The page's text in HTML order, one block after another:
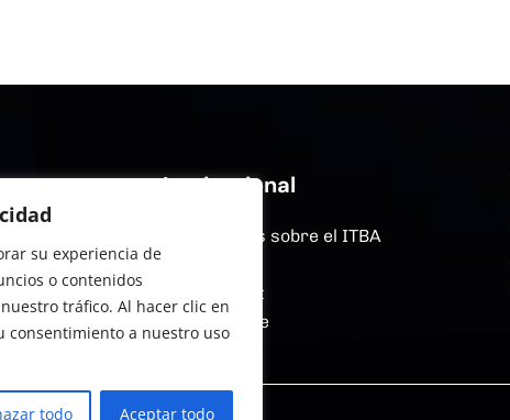
su experiencia de
o contenidos
tráfico. Al hacer clic en
consentimiento a nuestro uso
todo Aceptar todo
Institucional
Conocé más sobre el ITBA
What’s Next
E-commerce